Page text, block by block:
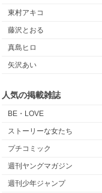
東村アキコ
藤沢とおる
真島ヒロ
矢沢あい
人気の掲載雑誌
BE・LOVE
ストーリーな女たち
プチコミック
週刊ヤングマガジン
週刊少年ジャンプ